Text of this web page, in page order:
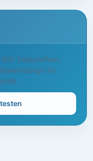
Zeitschriften,
für